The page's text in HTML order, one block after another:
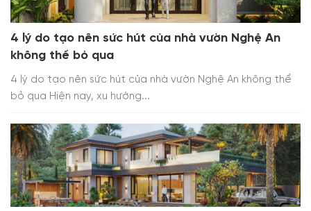
4 lý do tạo nên sức hút của nhà vườn Nghệ An
không thể bỏ qua
4 lý do tạo nên sức hút của nhà vườn Nghệ An không thể
bỏ qua Hiện nay, xu hướng...